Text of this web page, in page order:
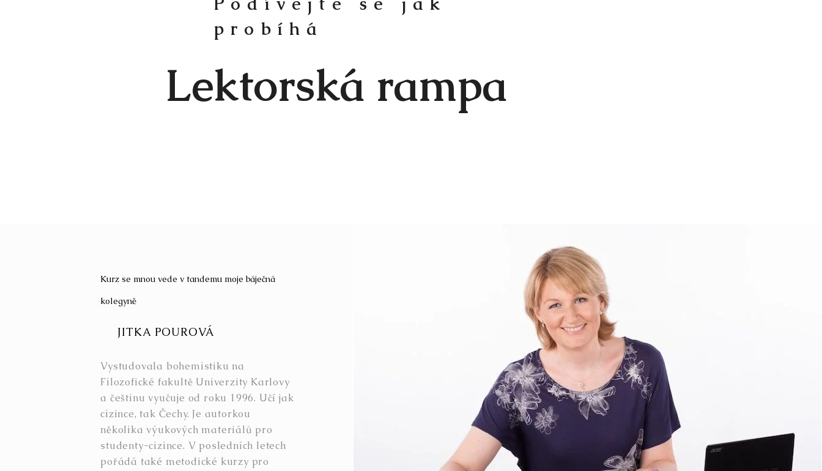
probíhá
Lektorská rampa
Kurz se mnou vede v tandemu moje báječná
kolegyně
JITKA POUROVÁ
Vystudovala bohemistiku na
Filozofické fakultě Univerzity Karlovy
a češtinu vyučuje od roku 1996. Učí jak
cizince, tak Čechy. Je autorkou
několika výukových materiálů pro
studenty-cizince. V posledních letech
pořádá také metodické kurzy pro